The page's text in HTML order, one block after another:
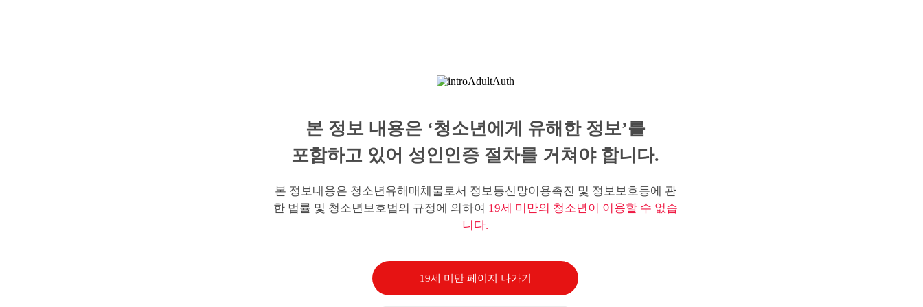
본 정보 내용은 ‘청소년에게 유해한 정보’를
포함하고 있어 성인인증 절차를 거쳐야 합니다.
본 정보내용은 청소년유해매체물로서 정보통신망이용촉진 및 정보보호등에 관
한 법률 및 청소년보호법의 규정에 의하여 19세 미만의 청소년이 이용할 수 없습
니다.
19세 미만 페이지 나가기